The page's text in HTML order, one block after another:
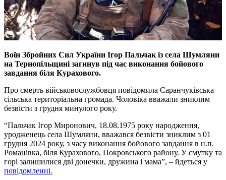
Воїн Збройних Сил України Ігор Пальчак із села Шумляни
на Тернопільщині загинув під час виконання бойового
завдання біля Курахового.
Про смерть військовослужбовця повідомила Саранчуківська
сільська територіальна громада. Чоловіка вважали зниклим
безвісти з грудня минулого року.
“Пальчак Ігор Миронович, 18.08.1975 року народження,
уродженець села Шумляни, вважався безвісти зниклим з 01
грудня 2024 року, з часу виконання бойового завдання в н.п.
Романівка, біля Курахового, Покровського району. У смутку та
горі залишилися дві донечки, дружина і мама”, – йдеться у
повідомленні.